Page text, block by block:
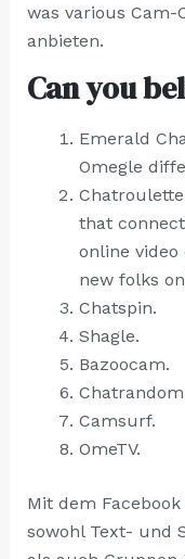
was various
anbieten.
Can you
Emerald
Omegle
that
online
new folks
Chatspin.
Shagle.
Bazoocam.
Camsurf.
OmeTV.
Mit dem
sowohl Text- und